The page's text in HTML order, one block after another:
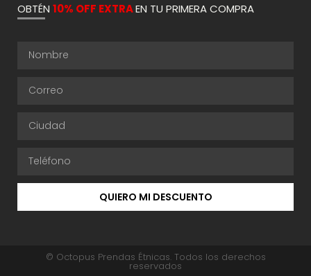
OBTÉN 10% OFF EXTRAEN TU PRIMERA COMPRA
QUIERO MI DESCUENTO
© Octopus Prendas Étnicas. Todos los derechos
reservados